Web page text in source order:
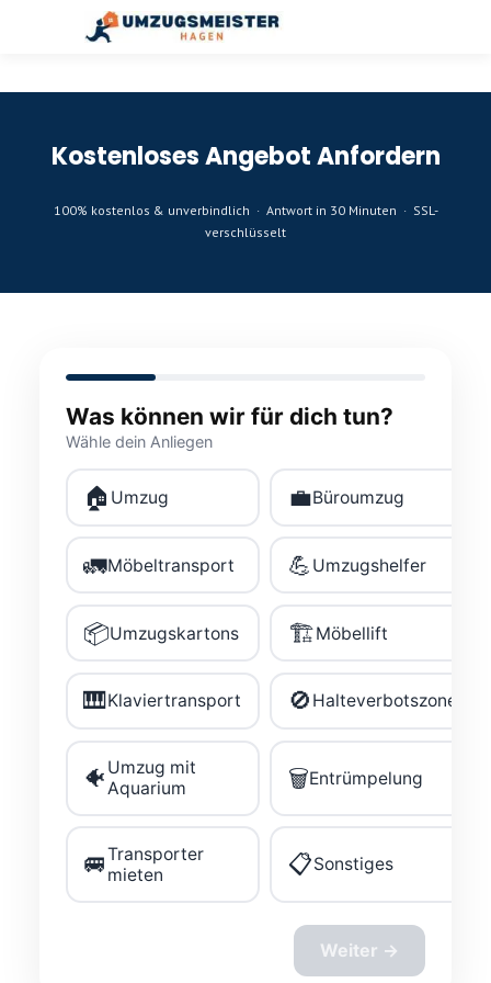
Kostenloses Angebot Anfordern
100% kostenlos & unverbindlich · Antwort in 30 Minuten · SSL-
verschlüsselt